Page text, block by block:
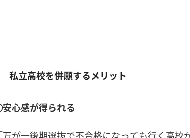
私立高校を併願するメリット
心感が得られる
万が一後期選抜で不合格になっても行く高